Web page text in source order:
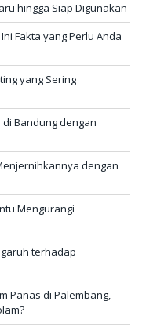
hingga Siap Digunakan
Fakta yang Perlu Anda
yang Sering
Bandung dengan
dengan
Mengurangi
terhadap
Panas di Palembang,